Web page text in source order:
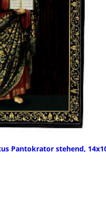
Pantokrator stehend,